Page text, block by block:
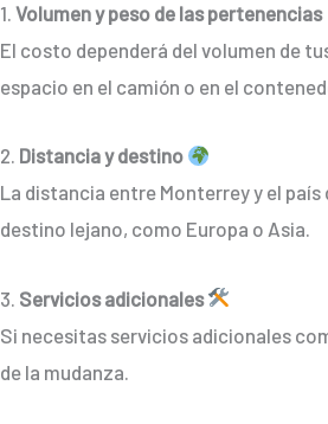
1. Volumen y peso de las pertenencias
El costo dependerá del volumen de
espacio en el camión o en el
2. Distancia y destino
La distancia entre Monterrey y el
destino lejano, como Europa o Asia.
3. Servicios adicionales
Si necesitas servicios adicionales
de la mudanza.